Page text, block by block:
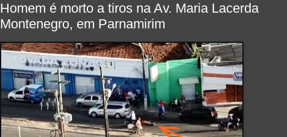
Homem é morto a tiros na Av. Maria Lacerda
Montenegro, em Parnamirim